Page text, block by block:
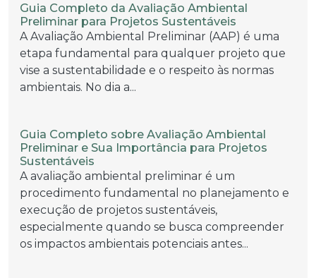
Guia Completo da Avaliação Ambiental
Preliminar para Projetos Sustentáveis
A Avaliação Ambiental Preliminar (AAP) é uma
etapa fundamental para qualquer projeto que
vise a sustentabilidade e o respeito às normas
ambientais. No dia a...
Guia Completo sobre Avaliação Ambiental
Preliminar e Sua Importância para Projetos
Sustentáveis
A avaliação ambiental preliminar é um
procedimento fundamental no planejamento e
execução de projetos sustentáveis,
especialmente quando se busca compreender
os impactos ambientais potenciais antes...